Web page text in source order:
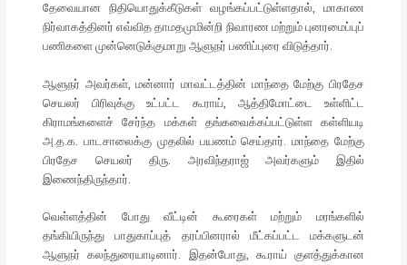
தேவையான நிதியொதுக்கீடுகள் வழங்கப்பட்டுள்ளதால், மாகாண
நிர்வாகத்தினர் எவ்வித தாமதமுமின்றி நிவாரண மற்றும் புனரமைப்புப்
பணிகளை முன்னெடுக்குமாறு ஆளுநர் பணிப்புரை விடுத்தார்.
ஆளுநர் அவர்கள், மன்னார் மாவட்டத்தின் மாந்தை மேற்கு பிரதேச
செயலர் பிரிவுக்கு உட்பட்ட கூராய், ஆத்திமோட்டை உள்ளிட்ட
கிராமங்களைச் சேர்ந்த மக்கள் தங்கவைக்கப்பட்டுள்ள கள்ளியடி
அ.த.க. பாடசாலைக்கு முதலில் பயணம் செய்தார். மாந்தை மேற்கு
பிரதேச செயலர் திரு. அரவிந்தராஜ் அவர்களும் இதில்
இணைந்திருந்தார்.
வெள்ளத்தின் போது வீட்டின் கூரைகள் மற்றும் மரங்களில்
தங்கியிருந்து பாதுகாப்புத் தரப்பினரால் மீட்கப்பட்ட மக்களுடன்
ஆளுநர் கலந்துரையாடினார். இதன்போது, கூராய் குளத்துக்கான